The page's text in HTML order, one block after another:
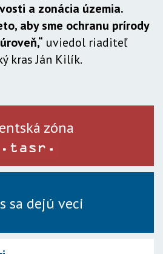
a zonácia územia.
aby sme ochranu prírody
uviedol riaditeľ
kras Ján Kilík.
zóna
sa dejú veci